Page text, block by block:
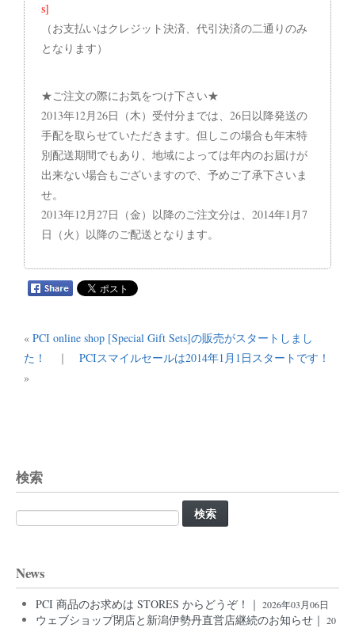
s]
（お支払いはクレジット決済、代引決済の二通りのみ
となります）
★ご注文の際にお気をつけ下さい★
2013年12月26日（木）受付分までは、26日以降発送の
手配を取らせていただきます。但しこの場合も年末特
別配送期間でもあり、地域によっては年内のお届けが
出来ない場合もございますので、予めご了承下さいま
せ。
2013年12月27日（金）以降のご注文分は、2014年1月7
日（火）以降のご配送となります。
« PCI online shop [Special Gift Sets]の販売がスタートしまし
た！
｜ PCIスマイルセールは2014年1月1日スタートです！
»
検索
検
索:
News
PCI 商品のお求めは STORES からどうぞ！｜ 2026年03月06日
ウェブショップ閉店と新潟伊勢丹直営店継続のお知らせ｜ 20